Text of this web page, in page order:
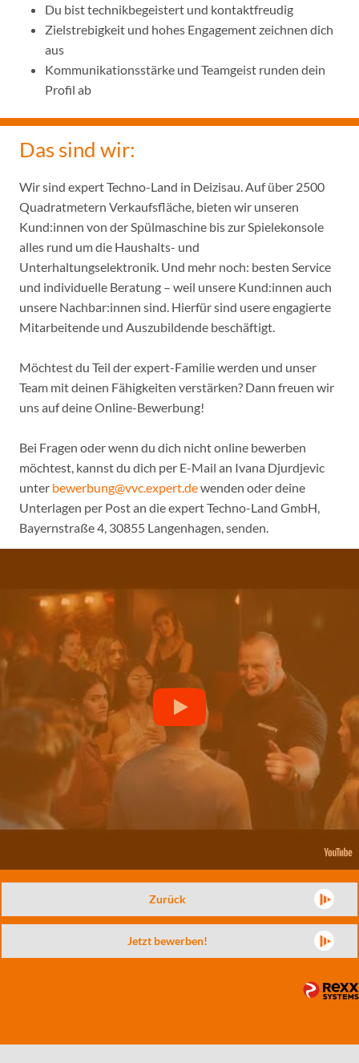
Du bist technikbegeistert und kontaktfreudig
Zielstrebigkeit und hohes Engagement zeichnen dich
aus
Kommunikationsstärke und Teamgeist runden dein
Profil ab
Das sind wir:
Wir sind expert Techno-Land in Deizisau. Auf über 2500
Quadratmetern Verkaufsfläche, bieten wir unseren
Kund:innen von der Spülmaschine bis zur Spielekonsole
alles rund um die Haushalts- und
Unterhaltungselektronik. Und mehr noch: besten Service
und individuelle Beratung – weil unsere Kund:innen auch
unsere Nachbar:innen sind. Hierfür sind usere engagierte
Mitarbeitende und Auszubildende beschäftigt.
Möchtest du Teil der expert-Familie werden und unser
Team mit deinen Fähigkeiten verstärken? Dann freuen wir
uns auf deine Online-Bewerbung!
Bei Fragen oder wenn du dich nicht online bewerben
möchtest, kannst du dich per E-Mail an Ivana Djurdjevic
unter bewerbung@vvc.expert.dewenden oder deine
Unterlagen per Post an die expert Techno-Land GmbH,
Bayernstraße 4, 30855 Langenhagen, senden.
Zurück
Jetzt bewerben!